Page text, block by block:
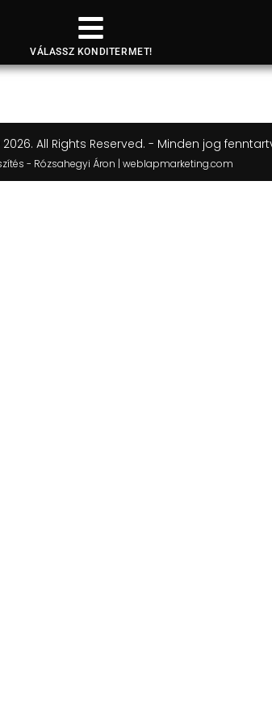
VÁLASSZ KONDITERMET!
All Rights Reserved. - Minden jog
- Rózsahegyi Áron | weblapmarketing.com